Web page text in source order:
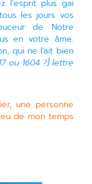
l’esprit plus gai
les jours vos
de Notre
en votre âme.
qui ne l’ait bien
ou 1604 ?] lettre
une personne
de mon temps